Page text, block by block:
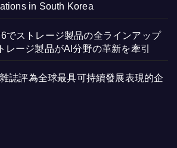
in South Korea
でストレージ製品の全ラインアップ
レージ製品がAI分野の革新を牽引
誌評為全球最具可持續發展表現的企